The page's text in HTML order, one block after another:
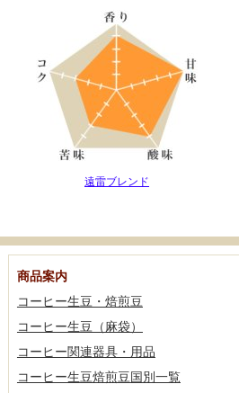
遠雷ブレンド
商品案内
コーヒー生豆・焙煎豆
コーヒー生豆（麻袋）
コーヒー関連器具・用品
コーヒー生豆焙煎豆国別一覧